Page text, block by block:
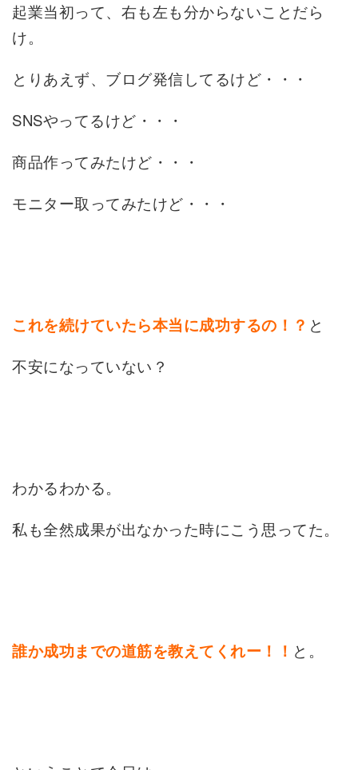
起業当初って、右も左も分からないことだら
け。
とりあえず、ブログ発信してるけど・・・
SNSやってるけど・・・
商品作ってみたけど・・・
モニター取ってみたけど・・・
これを続けていたら本当に成功するの！？ と
不安になっていない？
わかるわかる。
私も全然成果が出なかった時にこう思ってた。
誰か成功までの道筋を教えてくれー！！ と。